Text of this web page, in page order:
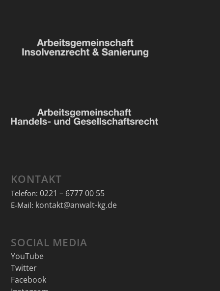
KONTAKT
Telefon: 0221 – 6777 00 55
E-Mail: kontakt@anwalt-kg.de
SOCIAL MEDIA
YouTube
Twitter
Facebook